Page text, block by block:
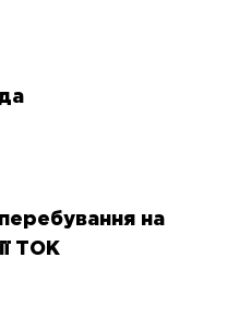
на
ТОК